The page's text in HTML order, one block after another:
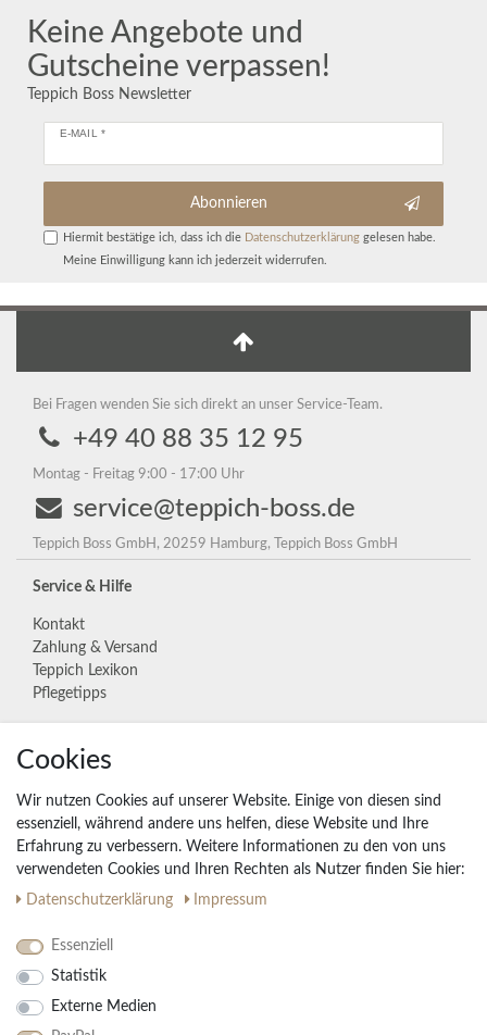
Keine Angebote und
Gutscheine verpassen!
Teppich Boss Newsletter
E-MAIL *
Abonnieren
Hiermit bestätige ich, dass ich die Daten­schutz­erklärunggelesen habe.
Meine Einwilligung kann ich jederzeit widerrufen.
Bei Fragen wenden Sie sich direkt an unser Service-Team.
+49 40 88 35 12 95
Montag - Freitag 9:00 - 17:00 Uhr
service@teppich-boss.de
Teppich Boss GmbH, 20259 Hamburg, Teppich Boss GmbH
Service & Hilfe
Kontakt
Zahlung & Versand
Teppich Lexikon
Pflegetipps
Unternehmen
Widerrufs­recht
Vertrag widerrufen
Impressum
Daten­schutz­erklärung
AGB
Ihre Vorteile
Cookies
Wir nutzen Cookies auf unserer Website. Einige von diesen sind
essenziell, während andere uns helfen, diese Website und Ihre
Erfahrung zu verbessern. Weitere Informationen zu den von uns
verwendeten Cookies und Ihren Rechten als Nutzer finden Sie hier:
Daten­schutz­erklärung
Impressum
Essenziell
Statistik
Externe Medien